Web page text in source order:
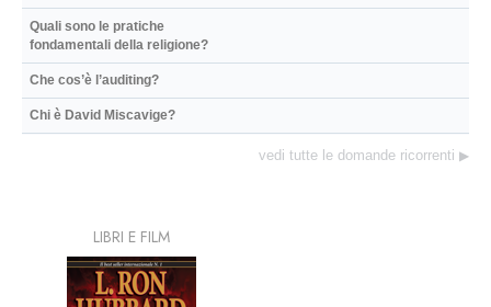
Quali sono le pratiche
fondamentali della religione?
Che cos’è l’auditing?
Chi è David Miscavige?
vedi tutte le domande ricorrenti ▶
LIBRI E FILM